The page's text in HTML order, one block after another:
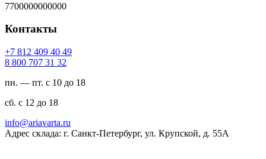
7700000000000
Контакты
94 04 904 218 7+
23 13 707 008 8
пн. — пт. с 10 до 18
сб. с 12 до 18
ur.atravaira@ofni
Адрес склада: г. Санкт-Петербург, ул. Крупской, д. 55А